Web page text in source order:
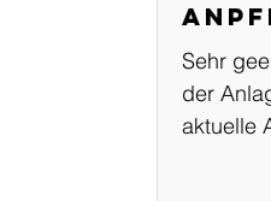
Sehr
der
aktuelle